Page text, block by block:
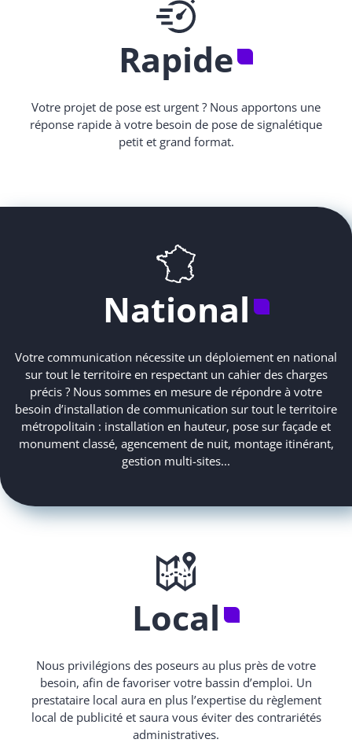
Rapide
Votre projet de pose est urgent ? Nous apportons une
réponse rapide à votre besoin de pose de signalétique
petit et grand format.
National
Votre communication nécessite un déploiement en national
sur tout le territoire en respectant un cahier des charges
précis ? Nous sommes en mesure de répondre à votre
besoin d’installation de communication sur tout le territoire
métropolitain : installation en hauteur, pose sur façade et
monument classé, agencement de nuit, montage itinérant,
gestion multi-sites...
Local
Nous privilégions des poseurs au plus près de votre
besoin, afin de favoriser votre bassin d’emploi. Un
prestataire local aura en plus l’expertise du règlement
local de publicité et saura vous éviter des contrariétés
administratives.